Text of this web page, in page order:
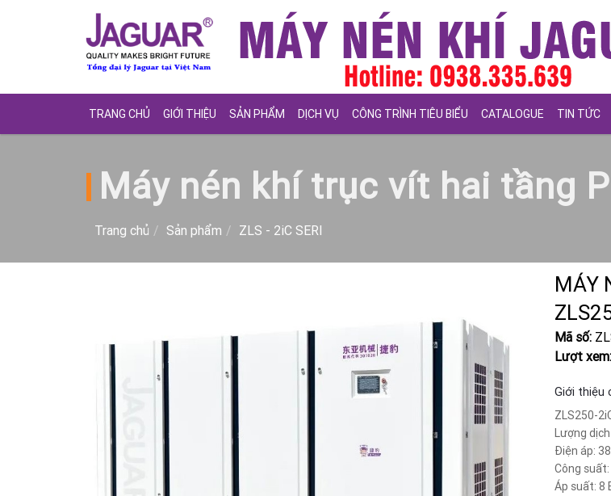
TRANG CHỦ GIỚI THIỆU SẢN PHẨM DỊCH VỤ CÔNG TRÌNH TIÊU BIỂU CATALOGUE TIN TỨC
Máy nén khí trục vít hai tầng
Trang chủ Sản phẩm ZLS - 2iC SERI
MÁY
Mã số:
Lượt xem:
Giới thiệu
ZLS250-
Lượng
Điện áp:
Công
Áp suất: 8